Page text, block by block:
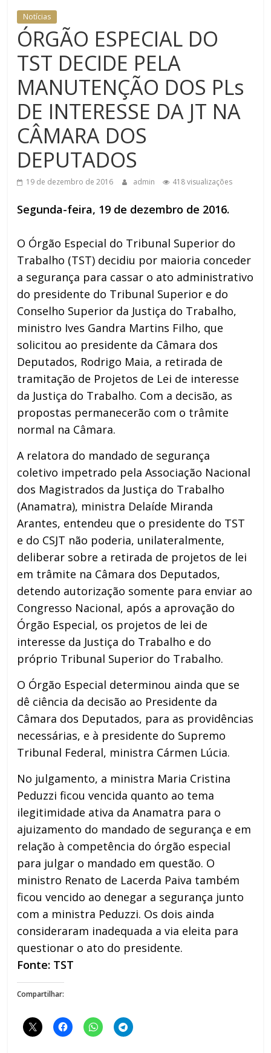
Notícias
ÓRGÃO ESPECIAL DO
TST DECIDE PELA
MANUTENÇÃO DOS PLs
DE INTERESSE DA JT NA
CÂMARA DOS
DEPUTADOS
19 de dezembro de 2016 admin 418 visualizações
Segunda-feira, 19 de dezembro de 2016.
O Órgão Especial do Tribunal Superior do
Trabalho (TST) decidiu por maioria conceder
a segurança para cassar o ato administrativo
do presidente do Tribunal Superior e do
Conselho Superior da Justiça do Trabalho,
ministro Ives Gandra Martins Filho, que
solicitou ao presidente da Câmara dos
Deputados, Rodrigo Maia, a retirada de
tramitação de Projetos de Lei de interesse
da Justiça do Trabalho. Com a decisão, as
propostas permanecerão com o trâmite
normal na Câmara.
A relatora do mandado de segurança
coletivo impetrado pela Associação Nacional
dos Magistrados da Justiça do Trabalho
(Anamatra), ministra Delaíde Miranda
Arantes, entendeu que o presidente do TST
e do CSJT não poderia, unilateralmente,
deliberar sobre a retirada de projetos de lei
em trâmite na Câmara dos Deputados,
detendo autorização somente para enviar ao
Congresso Nacional, após a aprovação do
Órgão Especial, os projetos de lei de
interesse da Justiça do Trabalho e do
próprio Tribunal Superior do Trabalho.
O Órgão Especial determinou ainda que se
dê ciência da decisão ao Presidente da
Câmara dos Deputados, para as providências
necessárias, e à presidente do Supremo
Tribunal Federal, ministra Cármen Lúcia.
No julgamento, a ministra Maria Cristina
Peduzzi ficou vencida quanto ao tema
ilegitimidade ativa da Anamatra para o
ajuizamento do mandado de segurança e em
relação à competência do órgão especial
para julgar o mandado em questão. O
ministro Renato de Lacerda Paiva também
ficou vencido ao denegar a segurança junto
com a ministra Peduzzi. Os dois ainda
consideraram inadequada a via eleita para
questionar o ato do presidente.
Fonte: TST
Compartilhar: